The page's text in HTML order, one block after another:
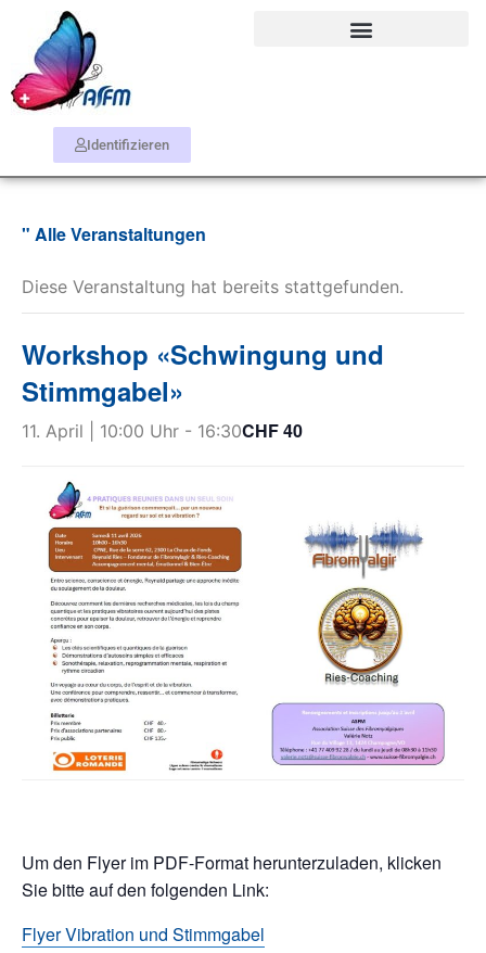
Identifizieren
" Alle Veranstaltungen
Diese Veranstaltung hat bereits stattgefunden.
Workshop «Schwingung und
Stimmgabel»
11. April | 10:00 Uhr - 16:30CHF 40
Um den Flyer im PDF-Format herunterzuladen, klicken
Sie bitte auf den folgenden Link:
Flyer Vibration und Stimmgabel